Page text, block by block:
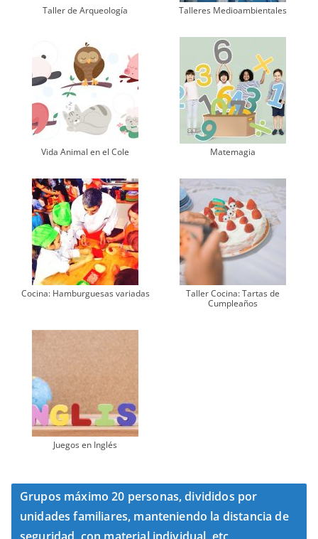
Taller de Arqueología Talleres Medioambientales
Vida Animal en el Cole Matemagia
Cocina: Hamburguesas variadas
Taller Cocina: Tartas de
Cumpleaños
Juegos en Inglés
Grupos máximo 20 personas, divididos por
unidades familiares, manteniendo la distancia de